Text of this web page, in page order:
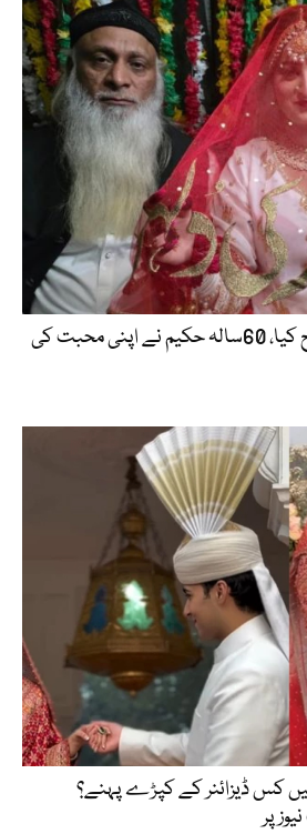
پہلے پیار ہوا اور پھر نکاح کیا، 60سالہ حکیم نے اپنی محبت کی
کس ڈیزائنر کے کپڑے پہنے؟
پر